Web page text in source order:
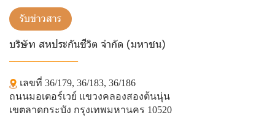
รับข่าวสาร
บริษัท สหประกันชีวิต จำกัด (มหาชน)
เลขที่ 36/179, 36/183, 36/186
ถนนมอเตอร์เวย์ แขวงคลองสองต้นนุ่น
เขตลาดกระบัง กรุงเทพมหานคร 10520